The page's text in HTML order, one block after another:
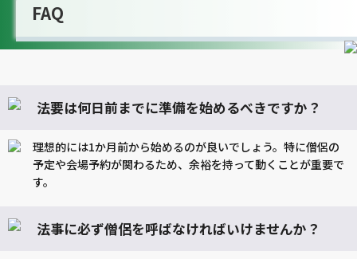
FAQ
法要は何日前までに準備を始めるべきですか？
理想的には1か月前から始めるのが良いでしょう。特に僧侶の
予定や会場予約が関わるため、余裕を持って動くことが重要で
す。
法事に必ず僧侶を呼ばなければいけませんか？